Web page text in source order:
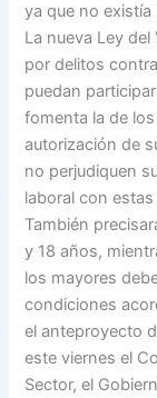
ya que no
La nueva Ley
por delitos
puedan
fomenta la de
autorización de
no perjudiquen
laboral con
También
y 18 años,
los mayores
condiciones
el anteproyecto
este viernes el
Sector, el